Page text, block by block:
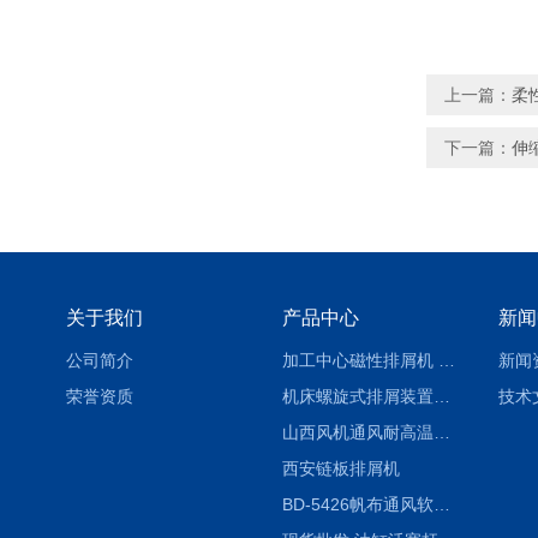
上一篇： 柔
下一篇： 伸
关于我们
公司简介
荣誉资质
产品中心
西安链板排屑机
BD-5426帆布通风软连接水泥布袋陕西生产厂家
新
新闻
技术